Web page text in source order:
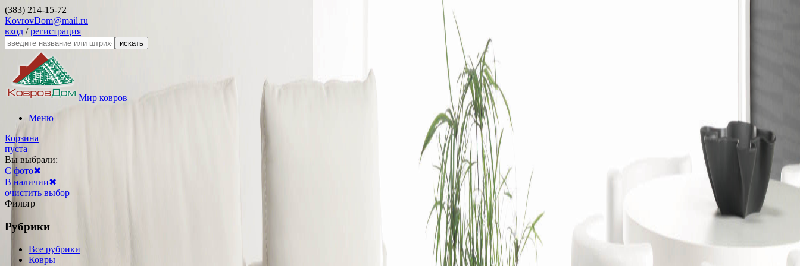
(383) 214-15-72
KovrovDom@mail.ru
вход /регистрация
искать
Мир ковров
Меню
Корзина
пуста
Вы выбрали:
С фото✖
В наличии✖
очистить выбор
Фильтр
Рубрики
Все рубрики
Ковры